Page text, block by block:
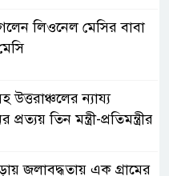
লিওনেল মেসির বাবা
উত্তরাঞ্চলের ন্যায্য
প্রত্যয় তিন মন্ত্রী-প্রতিমন্ত্রীর
জলাবদ্ধতায় এক গ্রামের